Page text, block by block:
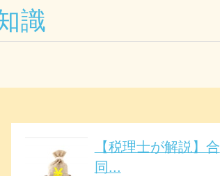
識
【税理士が解説】合
同...